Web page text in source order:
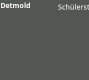
Detmold